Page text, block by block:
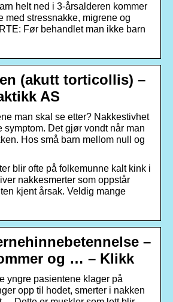
helt ned i 3-årsalderen kommer
med stressnakke, migrene og
Før behandlet man ikke barn
(akutt torticollis) –
AS
man skal se etter? Nakkestivhet
symptom. Det gjør vondt når man
Hos små barn mellom null og
blir ofte på folkemunne kalt kink i
nakkesmerter som oppstår
kjent årsak. Veldig mange
–
og … – Klikk
yngre pasientene klager på
opp til hodet, smerter i nakken